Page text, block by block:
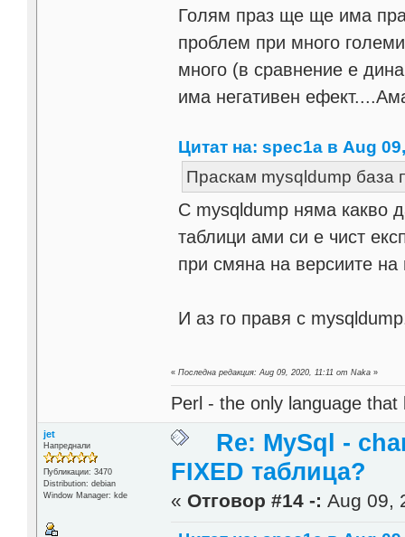
Голям праз ще ще има
проблем при много
много (в сравнение е
има негативен
Цитат на: spec1a в Aug
Праскам mysqldump база
С mysqldump няма какво
таблици ами си е чист
при смяна на версиите
И аз го правя с
«Последна редакция: Aug 09, 2020, 11:11 от Naka »
Perl - the only language
jet
Напреднали
Публикации: 3470
Distribution: debian
Window Manager: kde
Re: MySql -
FIXED таблица?
« Отговор #14 -: Aug 09,